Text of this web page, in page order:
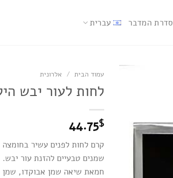
סדרת המדבר עברית
עמוד הבית / אלרונית
לחות לעור יבש
$
44.75
קרם לחות לפנים עשיר בחומצה
שמנים טבעיים להזנת עור יבש.
חמאת שיאה שמן אבוקדו, שמן